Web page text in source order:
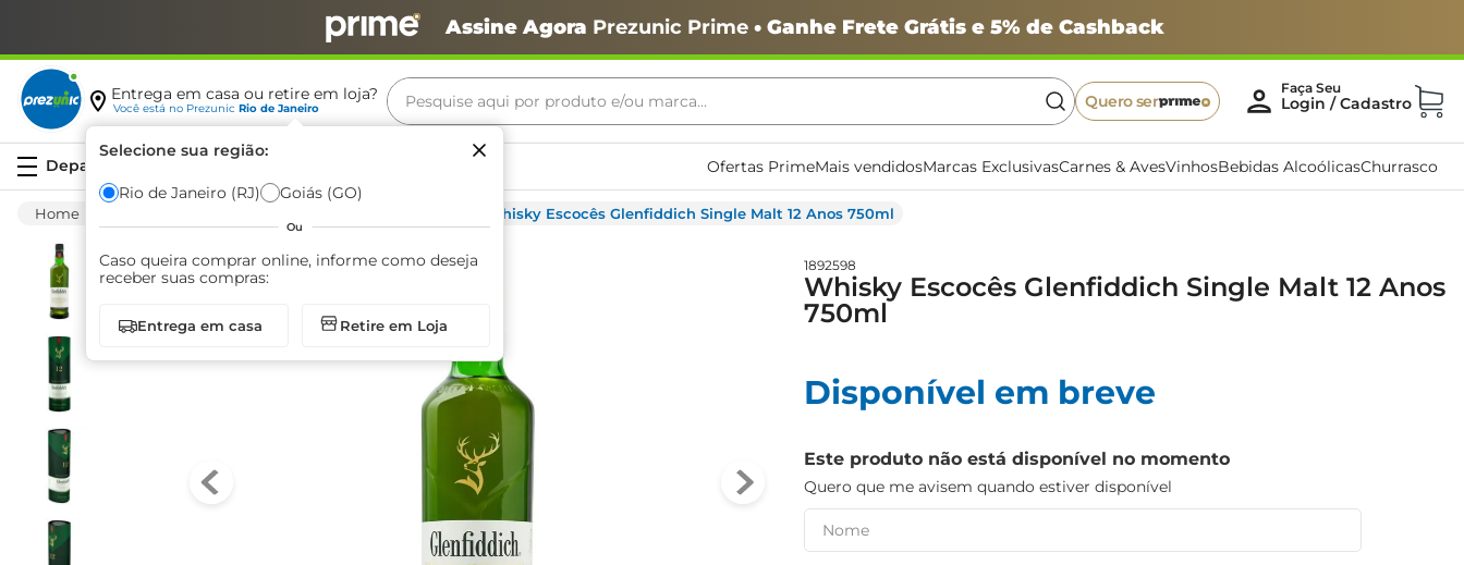
Assine Agora Prezunic Prime• Ganhe Frete Grátis e 5% de Cashback
Entrega em casa ou retire em loja?
Você está no Prezunic Rio de Janeiro
Selecione sua região:
Rio de Janeiro (RJ) Goiás (GO)
Ou
Caso queira comprar online, informe como deseja
receber suas compras:
Entrega em casa Retire em Loja
Pesquise aqui por produto e/ou marca...
Quero ser
Ofertas PrimeMais vendidosMarcas ExclusivasCarnes & AvesVinhosBebidas AlcoólicasChurrasco
Whisky Escocês Glenfiddich Single Malt 12 Anos 750ml
1892598
Whisky Escocês Glenfiddich Single Malt 12 Anos
750ml
Disponível em breve
Este produto não está disponível no momento
Quero que me avisem quando estiver disponível
Termos mais buscados
café
azeite
biscoito
arroz
iogurte
papel higiênico
cerveja